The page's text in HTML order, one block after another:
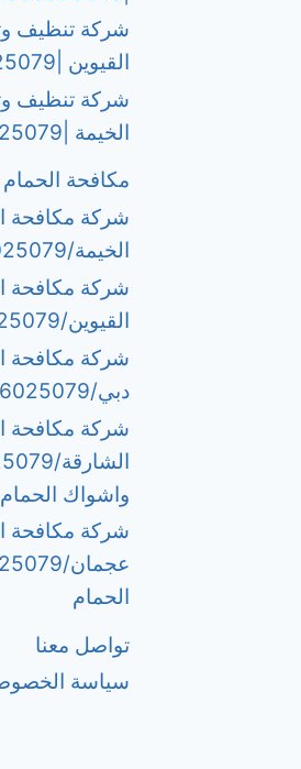
شركة تنظيف
القيوين |0506025079
شركة تنظيف
الخيمة |0506025079
مكافحة
شركة مكافحة
الخيمة/0506025079
شركة مكافحة
القيوين/0506025079
شركة مكافحة
دبي/0506025079 |تركيب طارد الحمام
شركة مكافحة
واشواك الحمام
شركة مكافحة
الحمام
تواصل معنا
سياسة